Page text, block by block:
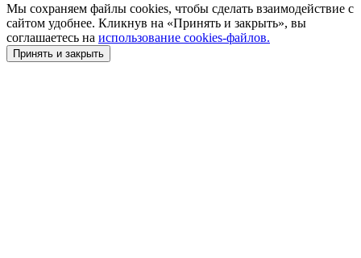
Мы сохраняем файлы cookies, чтобы сделать взаимодействие с
сайтом удобнее. Кликнув на «Принять и закрыть», вы
соглашаетесь на использование cookies-файлов.
Принять и закрыть